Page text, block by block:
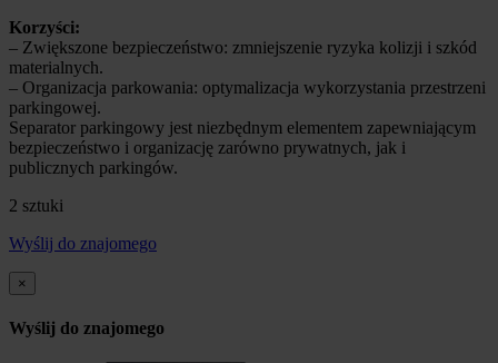
Korzyści:
– Zwiększone bezpieczeństwo: zmniejszenie ryzyka kolizji i szkód
materialnych.
– Organizacja parkowania: optymalizacja wykorzystania przestrzeni
parkingowej.
Separator parkingowy jest niezbędnym elementem zapewniającym
bezpieczeństwo i organizację zarówno prywatnych, jak i
publicznych parkingów.
2 sztuki
Wyślij do znajomego
×
Wyślij do znajomego